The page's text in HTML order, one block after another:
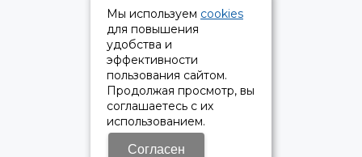
Мы используем cookies
для повышения
удобства и
эффективности
пользования сайтом.
Продолжая просмотр, вы
соглашаетесь с их
использованием.
Согласен